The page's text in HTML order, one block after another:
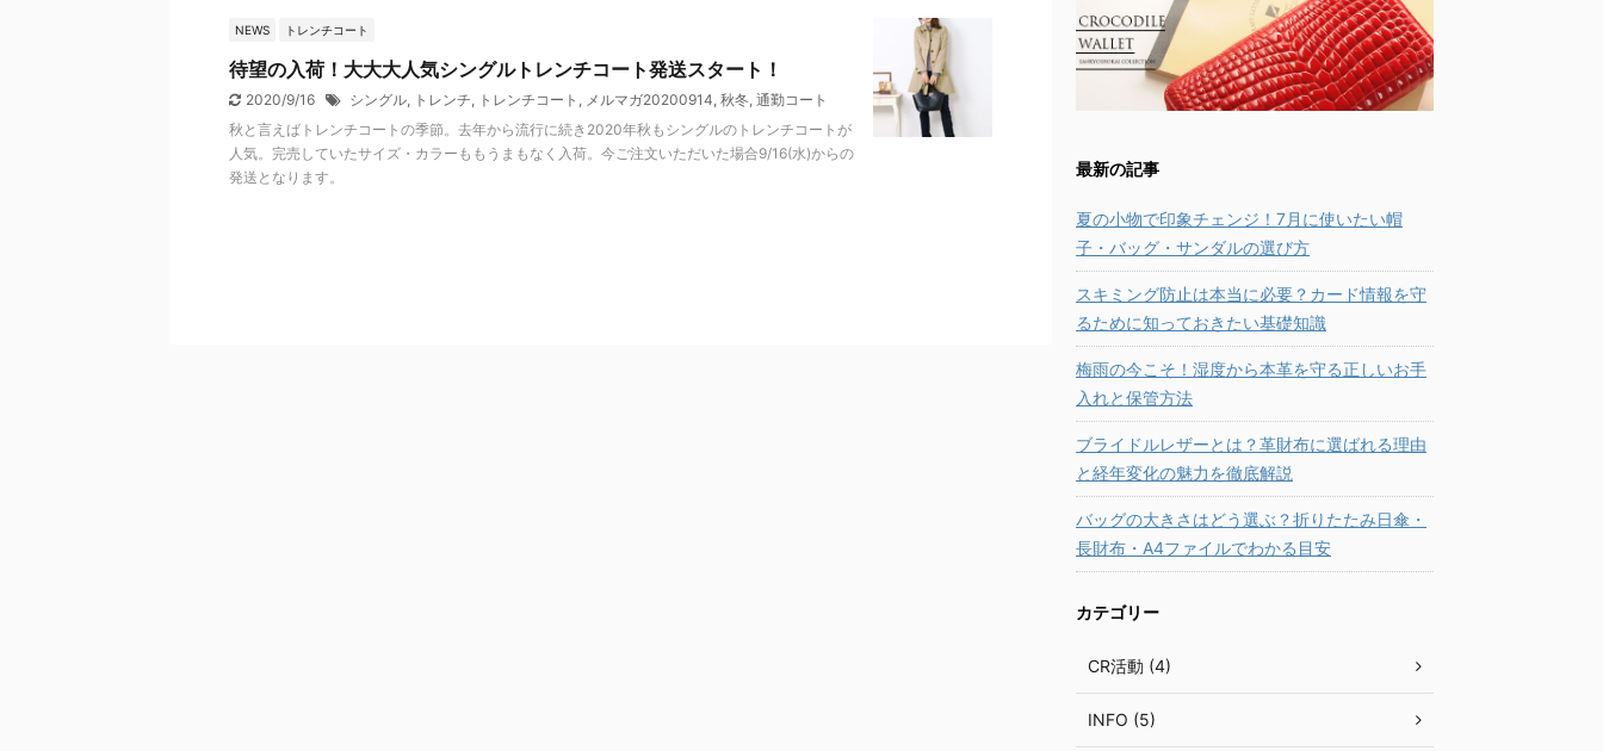
NEWS トレンチコート
待望の入荷！大大大人気シングルトレンチコート発送スタート！
2020/9/16 シングル, トレンチ, トレンチコート , メルマガ20200914, 秋冬, 通勤コート
秋と言えばトレンチコートの季節。去年から流行に続き2020年秋もシングルのトレンチコートが
人気。完売していたサイズ・カラーももうまもなく入荷。今ご注文いただいた場合9/16(水)からの
発送となります。
最新の記事
夏の小物で印象チェンジ！7月に使いたい帽
子・バッグ・サンダルの選び方
スキミング防止は本当に必要？カード情報を守
るために知っておきたい基礎知識
梅雨の今こそ！湿度から本革を守る正しいお手
入れと保管方法
ブライドルレザーとは？革財布に選ばれる理由
と経年変化の魅力を徹底解説
バッグの大きさはどう選ぶ？折りたたみ日傘・
長財布・A4ファイルでわかる目安
カテゴリー
CR活動 (4)
INFO (5)